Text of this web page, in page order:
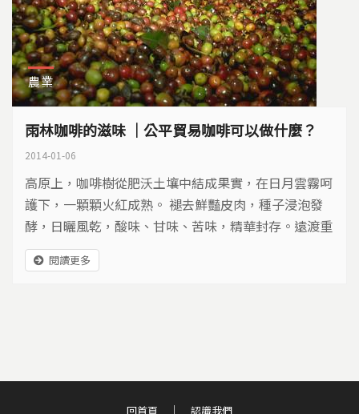
農業
雨林咖啡的滋味 ｜公平貿易咖啡可以做什麼？
2014-01-06
高原上，咖啡樹從肥沃土壤中結成果實，在日月雲霧呵
護下，一顆顆火紅成熟。 褪去鮮豔皮肉，種子浸泡發
酵，日曬風乾，酸味、甘味、苦味，精華封存。遠渡重
洋後，展開高溫試煉，生豆在火熱裡，優雅著色，芬芳
深邃。香氣四漫，色澤溫潤，點點滴滴沁入，能召喚精
閱讀更多
回首頁 認識我們